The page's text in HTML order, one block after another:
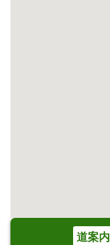
道案内